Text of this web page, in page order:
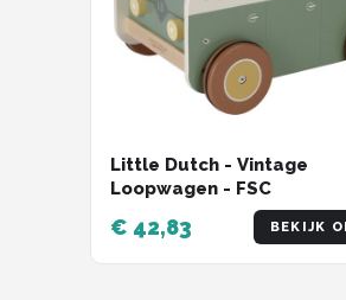
Little Dutch - Vintage
Loopwagen - FSC
€ 42,83 BEKIJK